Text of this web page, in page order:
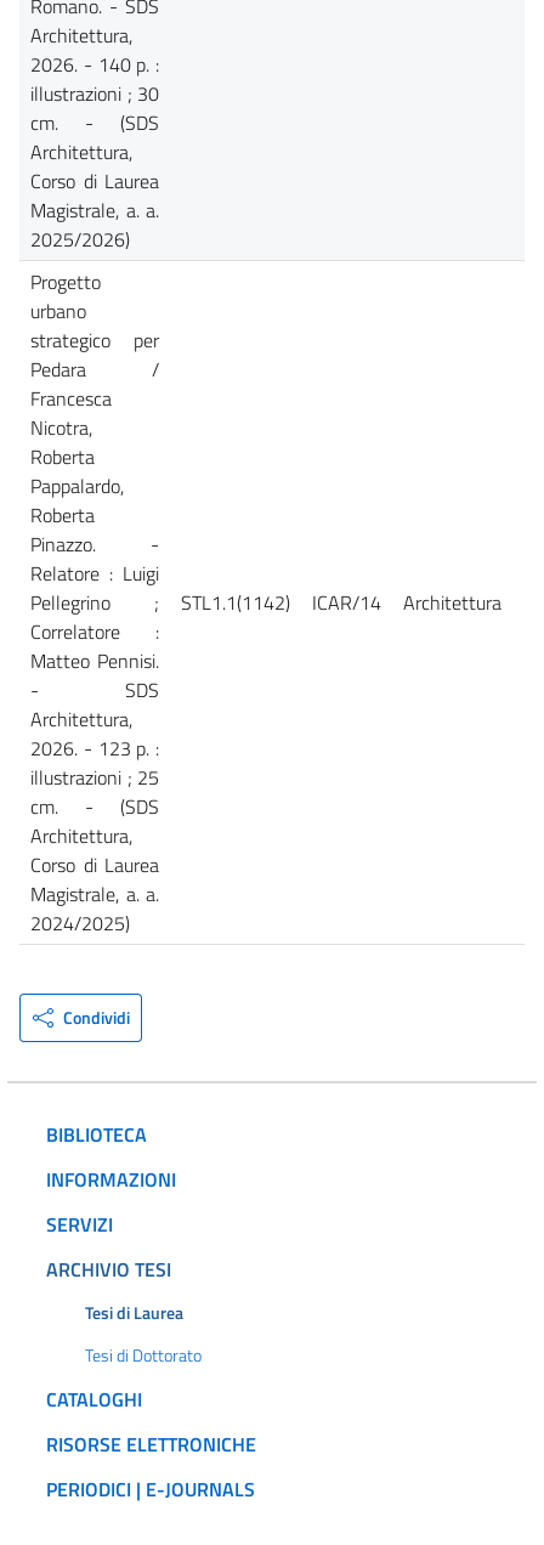
Architettura,
2026. - 140 p. :
illustrazioni ; 30
cm. - (SDS
Architettura,
Corso di Laurea
Magistrale, a. a.
2025/2026)
Progetto
urbano
strategico per
Pedara /
Francesca
Nicotra,
Roberta
Pappalardo,
Roberta
Pinazzo. -
Relatore : Luigi
Pellegrino ;
Correlatore :
Matteo Pennisi.
- SDS
Architettura,
2026. - 123 p. :
illustrazioni ; 25
cm. - (SDS
Architettura,
Corso di Laurea
Magistrale, a. a.
2024/2025)
STL1.1(1142) ICAR/14 Architettura
Condividi
BIBLIOTECA
INFORMAZIONI
SERVIZI
ARCHIVIO TESI
Tesi di Laurea
Tesi di Dottorato
CATALOGHI
RISORSE ELETTRONICHE
PERIODICI | E-JOURNALS